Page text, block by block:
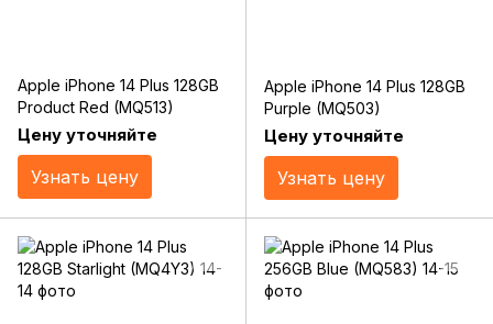
Apple iPhone 14 Plus 128GB
Product Red (MQ513)
Цену уточняйте
Узнать цену
Apple iPhone 14 Plus 128GB
Purple (MQ503)
Цену уточняйте
Узнать цену